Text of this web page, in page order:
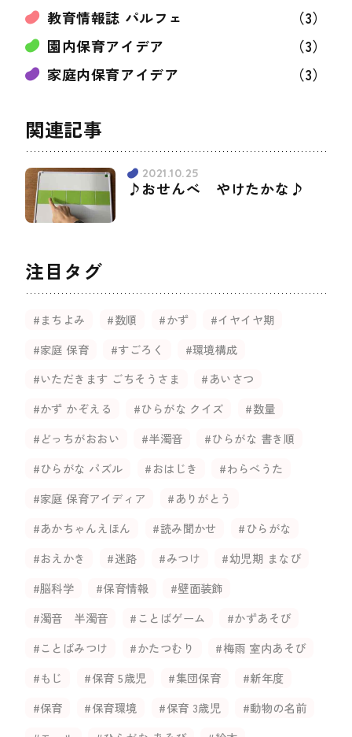
教育情報誌 パルフェ
（3）
園内保育アイデア
（3）
家庭内保育アイデア
（3）
関連記事
2021.10.25
♪おせんべ やけたかな♪
注目タグ
#まちよみ #数順 #かず
#イヤイヤ期
#家庭 保育
#すごろく
#環境構成
#いただきます ごちそうさま
#あいさつ
#かず かぞえる
#ひらがな クイズ
#数量
#どっちがおおい
#半濁音
#ひらがな 書き順
#ひらがな パズル
#おはじき
#わらべうた
#家庭 保育アイディア
#ありがとう
#あかちゃんえほん
#読み聞かせ
#ひらがな
#おえかき
#迷路 #みつけ
#幼児期 まなび
#脳科学
#保育情報
#壁面装飾
#濁音 半濁音
#ことばゲーム
#かずあそび
#ことばみつけ
#かたつむり
#梅雨 室内あそび
#もじ
#保育 5歳児 #集団保育
#新年度
#保育
#保育環境 #保育 3歳児
#動物の名前